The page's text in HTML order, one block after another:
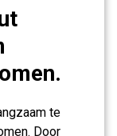
te
Door